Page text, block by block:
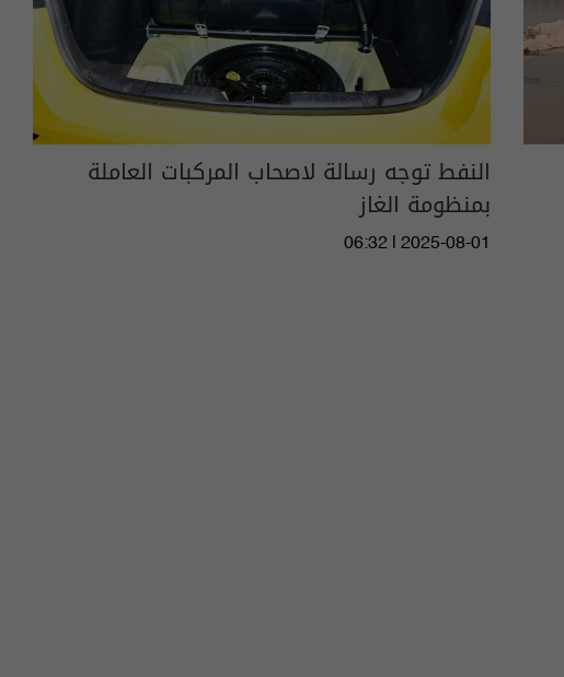
النفط توجه رسالة لاصحاب المركبات العاملة
بمنظومة الغاز
06:32 | 2025-08-01